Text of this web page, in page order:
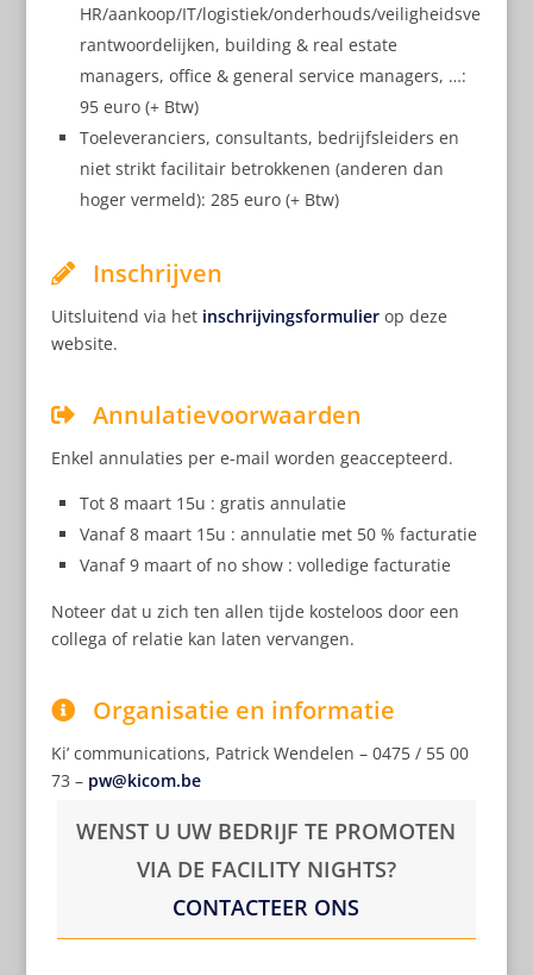
HR/aankoop/IT/logistiek/onderhouds/veiligheidsve
rantwoordelijken, building & real estate
managers, office & general service managers, …:
95 euro (+ Btw)
Toeleveranciers, consultants, bedrijfsleiders en
niet strikt facilitair betrokkenen (anderen dan
hoger vermeld): 285 euro (+ Btw)
Inschrijven
Uitsluitend via het inschrijvingsformulierop deze
website.
Annulatievoorwaarden
Enkel annulaties per e-mail worden geaccepteerd.
Tot 8 maart 15u : gratis annulatie
Vanaf 8 maart 15u : annulatie met 50 % facturatie
Vanaf 9 maart of no show : volledige facturatie
Noteer dat u zich ten allen tijde kosteloos door een
collega of relatie kan laten vervangen.
Organisatie en informatie
Ki’ communications, Patrick Wendelen – 0475 / 55 00
73 – pw@kicom.be
WENST U UW BEDRIJF TE PROMOTEN
VIA DE FACILITY NIGHTS?
CONTACTEER ONS